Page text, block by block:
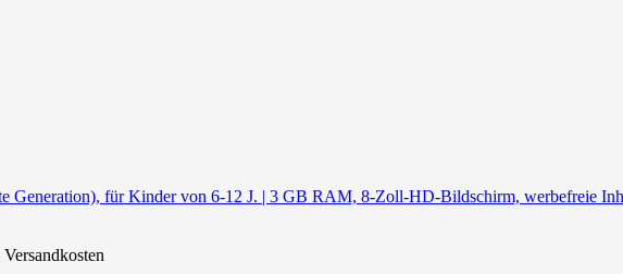
Generation), für Kinder von 6-12 J. | 3 GB RAM, 8-Zoll-HD-Bildschirm, werbefreie